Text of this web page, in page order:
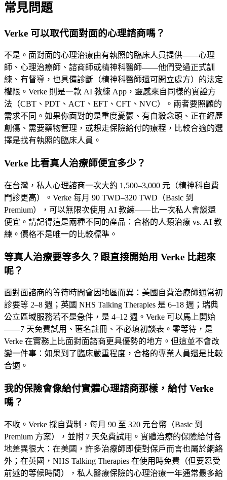
常見問題
Verke 可以取代面對面的心理諮商嗎？
不是。面對面的心理治療由有執照的臨床人員提供——心理
師、心理治療師、諮商師或精神科醫師——他們受過正式訓
練、有督導，也具備診斷（精神科醫師還可開立處方）的法定
權限。Verke 則是一款 AI 教練 App，靈感來自同樣的實證方
法（CBT、PDT、ACT、EFT、CFT、NVC）。兩者要照顧的
需求不同。如果你面對的是重度憂鬱、有自殺念頭、正在經歷
創傷、需要藥物管理，或想走保險給付的療程，比較合適的選
擇是找有執照的臨床人員。
Verke 比看真人治療師便宜多少？
在台灣，私人心理諮商一次大約 1,500–3,000 元（精神科自費
門診更高）。Verke 每月 90 TWD–320 TWD（Basic 到
Premium），可以無限次使用 AI 教練——比一次私人會談還
便宜。請記得這是兩種不同的產品：合格的人類治療 vs. AI 教
練。價格不是唯一的比較標準。
等真人治療要等多久？跟直接開始用 Verke 比起來
呢？
面對面諮商的等待時間會因地區而異：美國自費治療師通常初
診要等 2–8 週；英國 NHS Talking Therapies 是 6–18 週；瑞典
公立區域服務若不是急件，是 4–12 週。Verke 可以馬上開始
——7 天免費試用、匿名註冊、不必填初談表。零等待，是
Verke 在實務上比面對面諮商更具優勢的地方。但這並不會改
變一件事：如果到了臨床嚴重程度，合格的專業人員還是比較
合適。
我的保險會像給付實體心理諮商那樣，給付 Verke
嗎？
不收。Verke 採自費制，每月 90 至 320 元台幣（Basic 到
Premium 方案），並附 7 天免費試用。實體治療的保險給付各
地差異很大：在美國，許多治療師即使對保戶而言也屬於網絡
外；在英國，NHS Talking Therapies 在使用時免費（但要忍受
前述的等候時間），私人醫療保險的心理治療一年通常最多給